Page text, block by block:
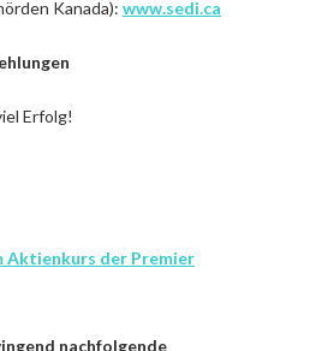
Kanada): www.sedi.ca
Erfolg!
Aktienkurs der Premier
nachfolgende